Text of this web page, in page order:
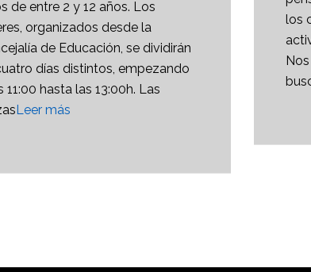
de entre 2 y 12 años. Los
organizados desde la
de Educación, se dividirán
días distintos, empezando
11:00 hasta las 13:00h. Las
Leer más
los